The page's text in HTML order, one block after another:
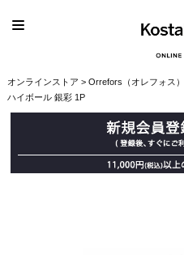
オンラインストア > Orrefors（オレフォス
ハイボール 銀彩 1P